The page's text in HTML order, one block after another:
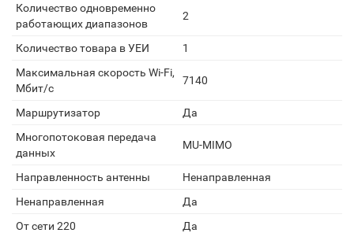
Количество одновременно
работающих диапазонов
2
Количество товара в УЕИ
1
Максимальная скорость Wi-Fi,
Мбит/с
7140
Маршрутизатор
Да
Многопотоковая передача
данных
MU-MIMO
Направленность антенны
Ненаправленная
Ненаправленная
Да
От сети 220
Да